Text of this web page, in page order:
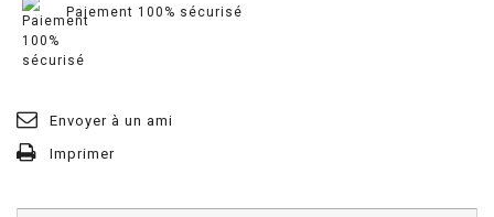
Paiement 100% sécurisé
Envoyer à un ami
Imprimer